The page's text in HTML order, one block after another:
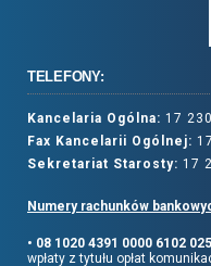
TELEFONY:
Kancelaria Ogólna: 17
Fax Kancelarii Ogólnej:
Sekretariat Starosty: 17
Numery rachunków
• 08 1020 4391 0000 6102
wpłaty z tytułu opłat